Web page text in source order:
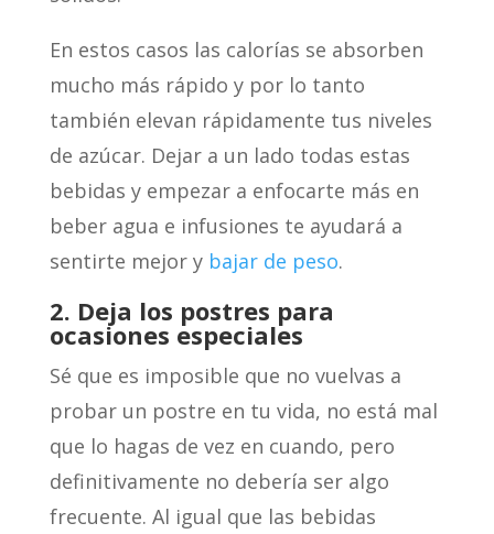
En estos casos las calorías se absorben
mucho más rápido y por lo tanto
también elevan rápidamente tus niveles
de azúcar. Dejar a un lado todas estas
bebidas y empezar a enfocarte más en
beber agua e infusiones te ayudará a
sentirte mejor y bajar de peso.
2. Deja los postres para
ocasiones especiales
Sé que es imposible que no vuelvas a
probar un postre en tu vida, no está mal
que lo hagas de vez en cuando, pero
definitivamente no debería ser algo
frecuente. Al igual que las bebidas